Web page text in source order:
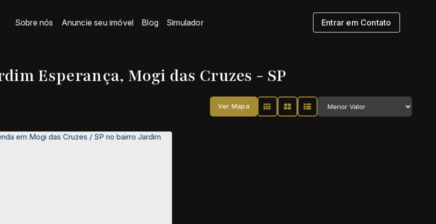
Entrar em Contato
Simulador
Blog
Anuncie seu imóvel
Sobre nós
Esperança, Mogi das Cruzes - SP
Ver Mapa